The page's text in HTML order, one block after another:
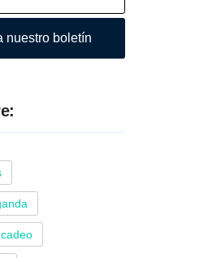
nuestro boletín